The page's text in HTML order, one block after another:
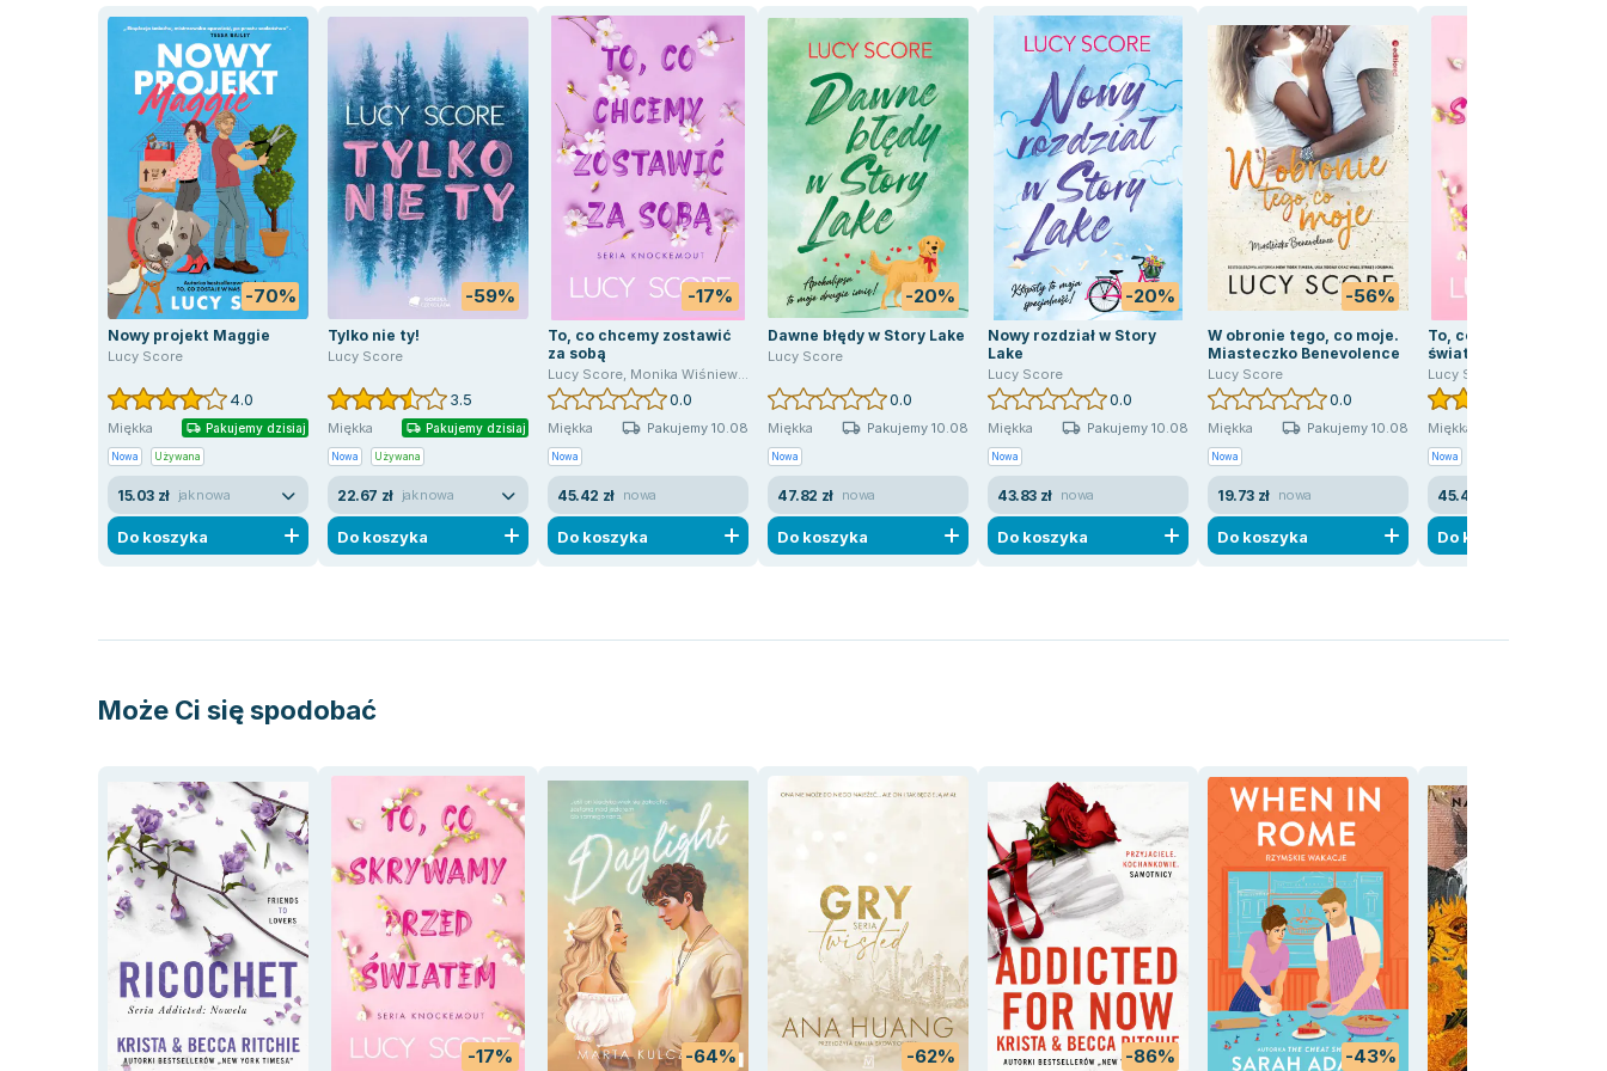
-70%
Nowy projekt Maggie
Lucy Score
4.0
Miękka Pakujemy dzisiaj
Nowa Używana
15.03 zł jak nowa
Do koszyka
-59%
Tylko nie ty!
Lucy Score
3.5
Miękka Pakujemy dzisiaj
Nowa Używana
22.67 zł jak nowa
Do koszyka
-17%
To, co chcemy zostawić
za sobą
Lucy Score, Monika Wiśniewska
0.0
Miękka Pakujemy 10.08
Nowa
45.42 zł nowa
Do koszyka
-20%
Dawne błędy w Story Lake
Lucy Score
0.0
Miękka Pakujemy 10.08
Nowa
47.82 zł nowa
Do koszyka
-20%
Nowy rozdział w Story
Lake
Lucy Score
0.0
Miękka Pakujemy 10.08
Nowa
43.83 zł nowa
Do koszyka
-56%
W obronie tego, co moje.
Miasteczko Benevolence
Lucy Score
0.0
Miękka Pakujemy 10.08
Nowa
19.73 zł nowa
Do koszyka
To, co skrywamy przed
światem
Lucy Score
Miękka
Nowa
45.42 zł
Do koszyka
Może Ci się spodobać
-17% -64% -62% -86% -43%